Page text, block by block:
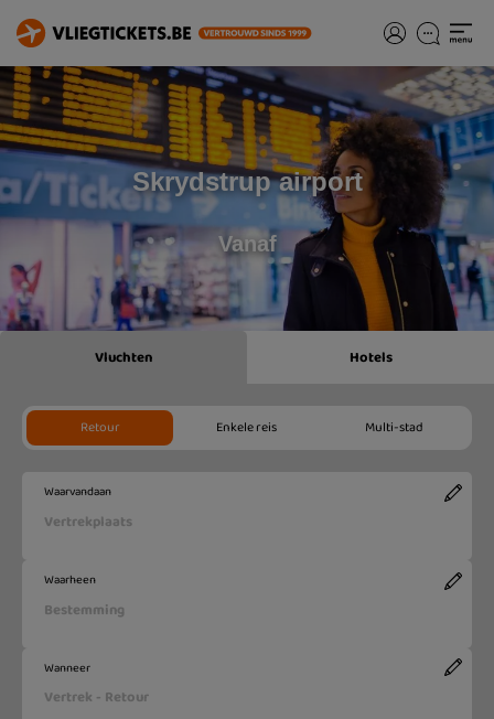
Skrydstrup airport
Vanaf